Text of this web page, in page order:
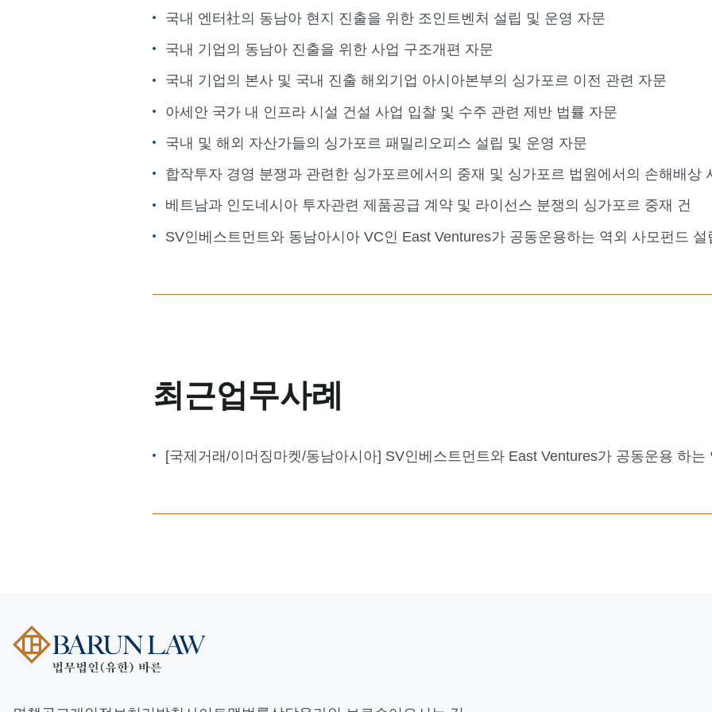
국내 엔터社의 동남아 현지 진출을 위한 조인트벤처 설립 및 운영 자문
국내 기업의 동남아 진출을 위한 사업 구조개편 자문
국내 기업의 본사 및 국내 진출 해외기업 아시아본부의 싱가포르 이전 관련 자문
아세안 국가 내 인프라 시설 건설 사업 입찰 및 수주 관련 제반 법률 자문
국내 및 해외 자산가들의 싱가포르 패밀리오피스 설립 및 운영 자문
합작투자 경영 분쟁과 관련한 싱가포르에서의 중재 및 싱가포르 법원에서의 손해배상
베트남과 인도네시아 투자관련 제품공급 계약 및 라이선스 분쟁의 싱가포르 중재 건
SV인베스트먼트와 동남아시아 VC인 East Ventures가 공동운용하는 역외 사모펀드
최근업무사례
[국제거래/이머징마켓/동남아시아] SV인베스트먼트와 East Ventures가 공동운용 하